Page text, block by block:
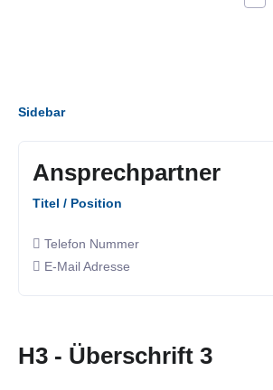
Sidebar
Ansprechpartner
Titel / Position
Telefon Nummer
E-Mail Adresse
H3 - Überschrift 3